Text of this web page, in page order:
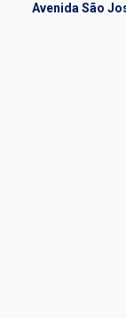
Avenida São